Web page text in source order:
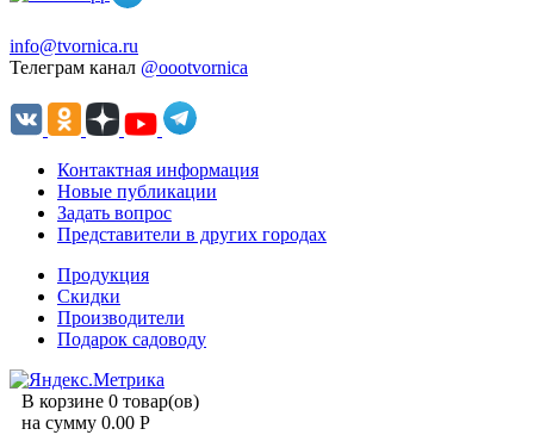
info@tvornica.ru
Телеграм канал @oootvornica
Контактная информация
Новые публикации
Задать вопрос
Представители в других городах
Продукция
Скидки
Производители
Подарок садоводу
В корзине 0 товар(ов)
на сумму 0.00 Р